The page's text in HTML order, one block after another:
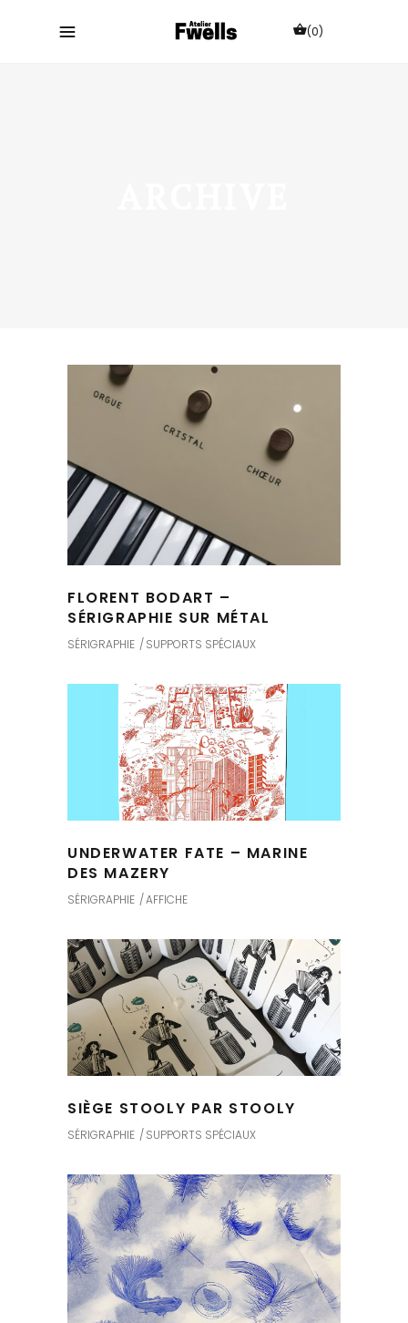
(0)
FLORENT BODART –
SÉRIGRAPHIE SUR MÉTAL
SÉRIGRAPHIE SUPPORTS SPÉCIAUX
UNDERWATER FATE – MARINE
DES MAZERY
SÉRIGRAPHIE AFFICHE
SIÈGE STOOLY PAR STOOLY
SÉRIGRAPHIE SUPPORTS SPÉCIAUX